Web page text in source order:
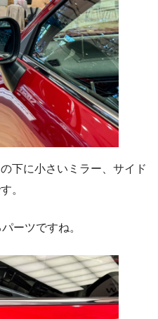
下に小さいミラー、サイド
。
ーツですね。